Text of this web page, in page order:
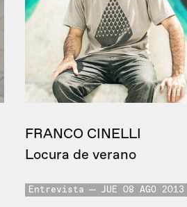
FRANCO CINELLI
Locura de verano
Entrevista JUE 08 AGO 2013